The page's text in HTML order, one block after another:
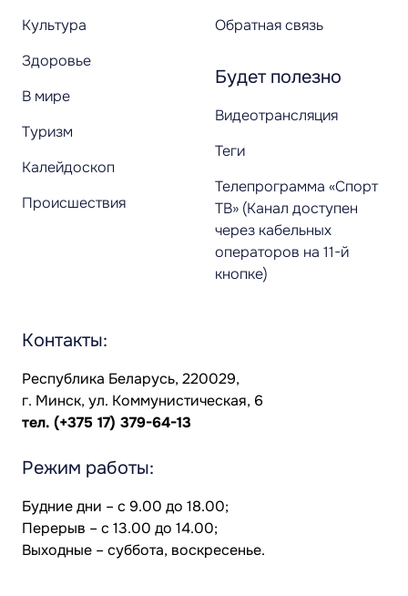
Культура
Здоровье
В мире
Туризм
Калейдоскоп
Происшествия
Обратная связь
Будет полезно
Видеотрансляция
Теги
Телепрограмма «Спорт
ТВ» (Канал доступен
через кабельных
операторов на 11-й
кнопке)
Контакты:
Республика Беларусь, 220029,
г. Минск, ул. Коммунистическая, 6
тел. (+375 17) 379-64-13
Режим работы:
Будние дни – с 9.00 до 18.00;
Перерыв – с 13.00 до 14.00;
Выходные – суббота, воскресенье.